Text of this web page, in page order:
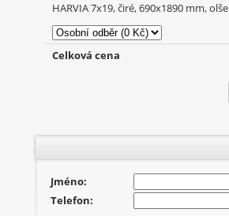
HARVIA 7x19, čiré, 690x1890 mm, olše
Celková cena
Jméno:
Telefon: